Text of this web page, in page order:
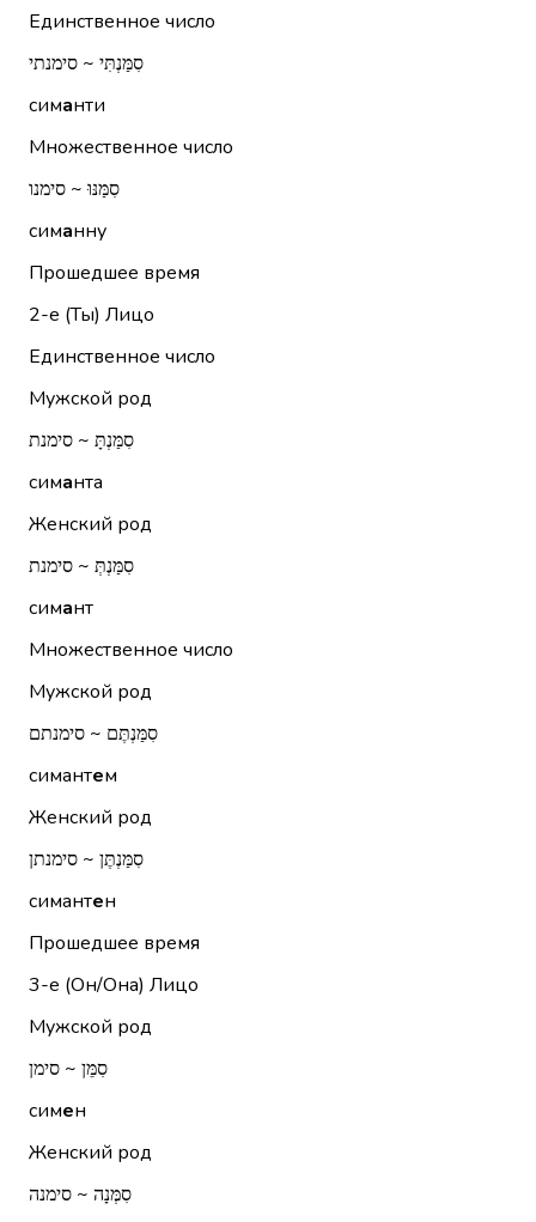
Единственное число
סִמַּנְתִּי ~ סימנתי
симанти
Множественное число
סִמַּנּוּ ~ סימנו
симанну
Прошедшее время
2-е (Ты) Лицо
Единственное число
Мужской род
סִמַּנְתָּ ~ סימנת
симанта
Женский род
סִמַּנְתְּ ~ סימנת
симант
Множественное число
Мужской род
סִמַּנְתֶּם ~ סימנתם
симантем
Женский род
סִמַּנְתֶּן ~ סימנתן
симантен
Прошедшее время
3-е (Он/Она) Лицо
Мужской род
סִמֵּן ~ סימן
симен
Женский род
סִמְּנָה ~ סימנה